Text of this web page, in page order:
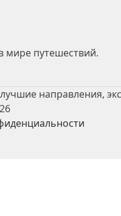
путешествий.
направления,